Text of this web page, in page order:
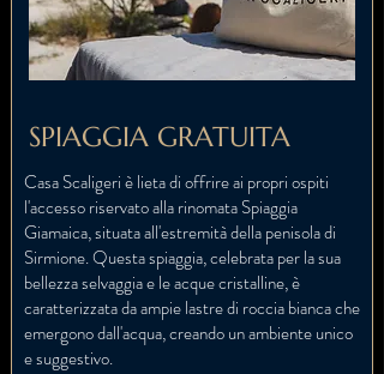
SPIAGGIA GRATUITA
Casa Scaligeri è lieta di offrire ai propri ospiti
l'accesso riservato alla rinomata Spiaggia
Giamaica, situata all'estremità della penisola di
Sirmione. Questa spiaggia, celebrata per la sua
bellezza selvaggia e le acque cristalline, è
caratterizzata da ampie lastre di roccia bianca che
emergono dall'acqua, creando un ambiente unico
e suggestivo.